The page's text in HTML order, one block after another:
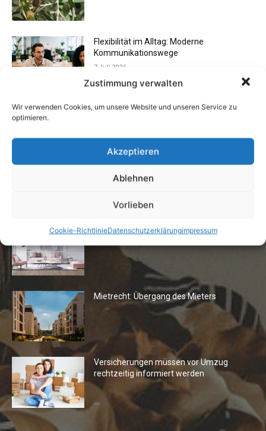
Zustimmung verwalten
Wir verwenden Cookies, um unsere Website und unseren Service zu
optimieren.
Akzeptieren
Ablehnen
Vorlieben
Cookie-RichtlinieDatenschutzerklärungimpressum
Flexibilität im Alltag: Moderne
Kommunikationswege
7. Juli 2026
Vermieter aufgepasst: Wenn Mieter ihre
Die Redaktion empfiehlt
Fototapeten: Neuer Look fürs
Mietrecht: Übergang des Mieters
Versicherungen müssen vor Umzug
rechtzeitig informiert werden